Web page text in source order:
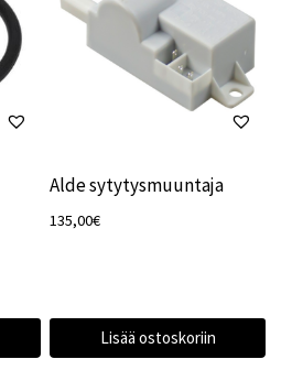
Alde sytytysmuuntaja
135,00€
Lisää ostoskoriin